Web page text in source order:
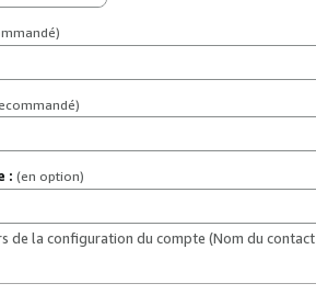
: (en option)
de la configuration du compte (Nom du